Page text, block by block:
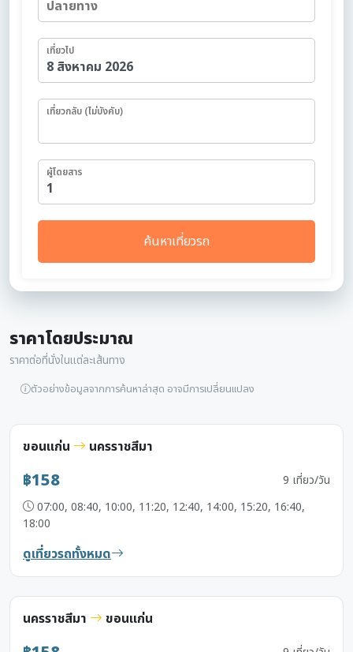
เที่ยวไป
เที่ยวกลับ (ไม่บังคับ)
ผู้โดยสาร
ค้นหาเที่ยวรถ
ราคาโดยประมาณ
ราคาต่อที่นั่งในแต่ละเส้นทาง
ตัวอย่างข้อมูลจากการค้นหาล่าสุด อาจมีการเปลี่ยนแปลง
ขอนแก่น นครราชสีมา
฿158
9 เที่ยว/วัน
07:00, 08:40, 10:00, 11:20, 12:40, 14:00, 15:20, 16:40,
18:00
ดูเที่ยวรถทั้งหมด
นครราชสีมา ขอนแก่น